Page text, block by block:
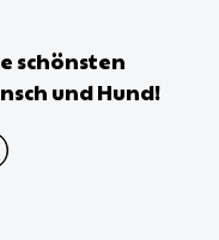
schönsten
und Hund!